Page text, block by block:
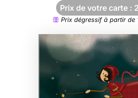
Prix de votre carte :
Prix dégressif à partir de